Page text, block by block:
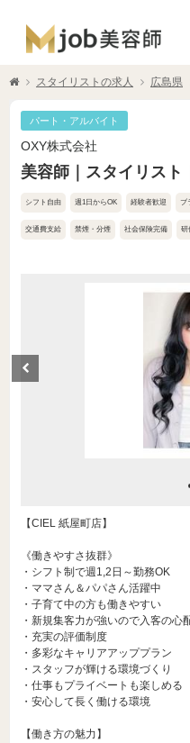
スタイリストの求人 広島県
パート・アルバイト
OXY株式会社
美容師｜スタイリス
シフト自由 週1日からOK 経験者歓迎 ブ
交通費支給 禁煙・分煙 社会保険完備 研
【CIEL 紙屋町店】
《働きやすさ抜群》
・シフト制で週1,2日～勤務OK
・ママさん＆パパさん活躍中
・子育て中の方も働きやすい
・新規集客力が強いので入客の心
・充実の評価制度
・多彩なキャリアアッププラン
・スタッフが輝ける環境づくり
・仕事もプライベートも楽しめる
・安心して長く働ける環境
【働き方の魅力】